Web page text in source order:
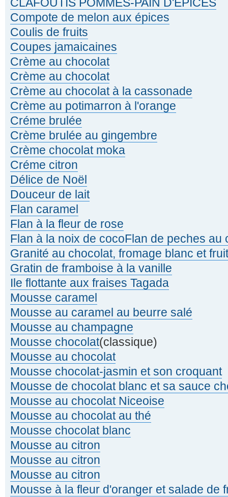
Compote de melon aux épices
Coulis de fruits
Coupes jamaicaines
Crème au chocolat
Crème au chocolat
Crème au chocolat à la cassonade
Crème au potimarron à l'orange
Créme brulée
Crème brulée au gingembre
Crème chocolat moka
Créme citron
Délice de Noël
Douceur de lait
Flan caramel
Flan à la fleur de rose
Flan à la noix de cocoFlan de peches au
Granité au chocolat, fromage blanc et
Gratin de framboise à la vanille
Ile flottante aux fraises Tagada
Mousse caramel
Mousse au caramel au beurre salé
Mousse au champagne
Mousse chocolat(classique)
Mousse au chocolat
Mousse chocolat-jasmin et son croquant
Mousse de chocolat blanc et sa sauce
Mousse au chocolat Niceoise
Mousse au chocolat au thé
Mousse chocolat blanc
Mousse au citron
Mousse au citron
Mousse au citron
Mousse à la fleur d'oranger et salade de